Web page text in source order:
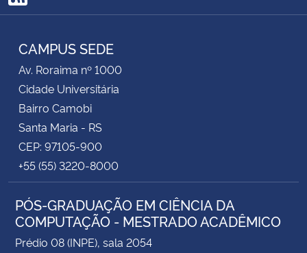
RSS
CAMPUS SEDE
Av. Roraima nº 1000
Cidade Universitária
Bairro Camobi
Santa Maria - RS
CEP: 97105-900
+55 (55) 3220-8000
PÓS-GRADUAÇÃO EM CIÊNCIA DA
COMPUTAÇÃO - MESTRADO ACADÊMICO
Prédio 08 (INPE), sala 2054